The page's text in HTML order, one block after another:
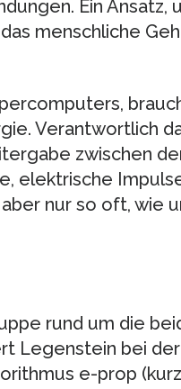
Ein Ansatz,
menschliche
Verantwortlich
zwischen
elektrische
nur so oft, wie
rund um die
Legenstein bei der
e-prop